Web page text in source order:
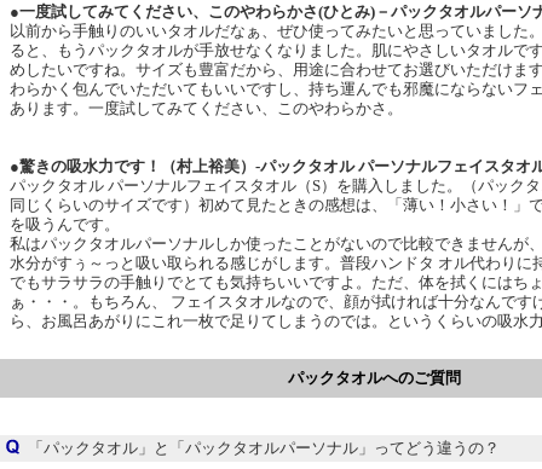
●一度試してみてください、このやわらかさ(ひとみ)－パックタオルパーソ
以前から手触りのいいタオルだなぁ、ぜひ使ってみたいと思っていました
ると、もうパックタオルが手放せなくなりました。肌にやさしいタオルで
めしたいですね。サイズも豊富だから、用途に合わせてお選びいただけま
わらかく包んでいただいてもいいですし、持ち運んでも邪魔にならないフ
あります。一度試してみてください、このやわらかさ。
●驚きの吸水力です！（村上裕美）-パックタオル パーソナルフェイスタオ
パックタオル パーソナルフェイスタオル（S）を購入しました。（パック
同じくらいのサイズです）初めて見たときの感想は、「薄い！小さい！」
を吸うんです。
私はパックタオルパーソナルしか使ったことがないので比較できませんが
水分がすぅ～っと吸い取られる感じがします。普段ハンドタ オル代わりに
でもサラサラの手触りでとても気持ちいいですよ。ただ、体を拭くにはち
ぁ・・・。もちろん、 フェイスタオルなので、顔が拭ければ十分なんです
ら、お風呂あがりにこれ一枚で足りてしまうのでは。というくらいの吸水
パックタオルへのご質問
「パックタオル」と「パックタオルパーソナル」ってどう違うの？